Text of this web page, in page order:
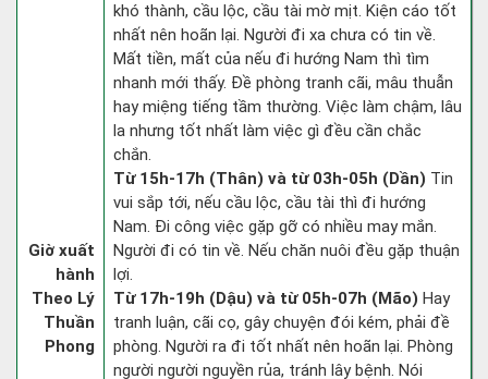
Giờ xuất
hành
Theo Lý
Thuần
Phong
khó thành, cầu lộc, cầu tài mờ mịt. Kiện cáo tốt
nhất nên hoãn lại. Người đi xa chưa có tin về.
Mất tiền, mất của nếu đi hướng Nam thì tìm
nhanh mới thấy. Đề phòng tranh cãi, mâu thuẫn
hay miệng tiếng tầm thường. Việc làm chậm, lâu
la nhưng tốt nhất làm việc gì đều cần chắc
chắn.
Từ 15h-17h (Thân) và từ 03h-05h (Dần) Tin
vui sắp tới, nếu cầu lộc, cầu tài thì đi hướng
Nam. Đi công việc gặp gỡ có nhiều may mắn.
Người đi có tin về. Nếu chăn nuôi đều gặp thuận
lợi.
Từ 17h-19h (Dậu) và từ 05h-07h (Mão) Hay
tranh luận, cãi cọ, gây chuyện đói kém, phải đề
phòng. Người ra đi tốt nhất nên hoãn lại. Phòng
người người nguyền rủa, tránh lây bệnh. Nói